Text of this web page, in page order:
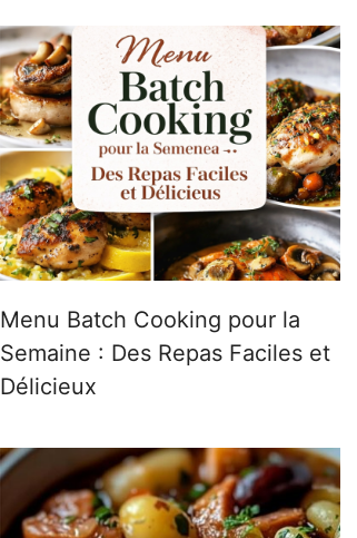
Menu Batch Cooking pour la
Semaine : Des Repas Faciles et
Délicieux